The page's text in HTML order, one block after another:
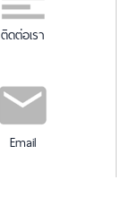
ติดต่อเรา
Email